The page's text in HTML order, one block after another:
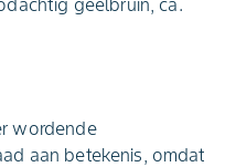
geelbruin, ca.
wordende
aan betekenis, omdat